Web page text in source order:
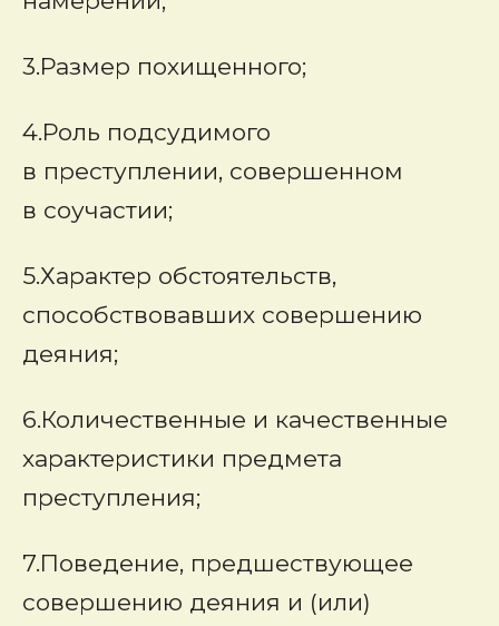
3.Размер похищенного;
4.Роль подсудимого
в преступлении, совершенном
в соучастии;
5.Характер обстоятельств,
способствовавших совершению
деяния;
6.Количественные и качественные
характеристики предмета
преступления;
7.Поведение, предшествующее
совершению деяния и (или)